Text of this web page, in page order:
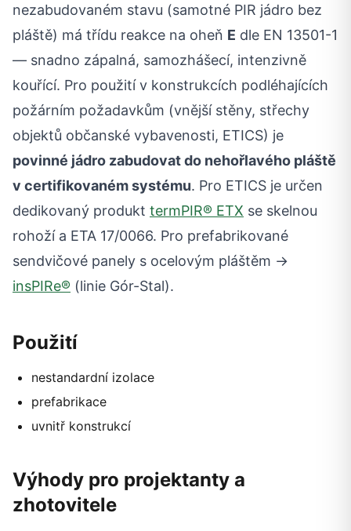
nezabudovaném stavu (samotné PIR jádro bez
pláště) má třídu reakce na oheň E dle EN 13501-1
— snadno zápalná, samozhášecí, intenzivně
kouřící. Pro použití v konstrukcích podléhajících
požárním požadavkům (vnější stěny, střechy
objektů občanské vybavenosti, ETICS) je
povinné jádro zabudovat do nehořlavého pláště
v certifikovaném systému. Pro ETICS je určen
dedikovaný produkt termPIR® ETX se skelnou
rohoží a ETA 17/0066. Pro prefabrikované
sendvičové panely s ocelovým pláštěm →
insPIRe® (linie Gór-Stal).
Použití
nestandardní izolace
prefabrikace
uvnitř konstrukcí
Výhody pro projektanty a
zhotovitele